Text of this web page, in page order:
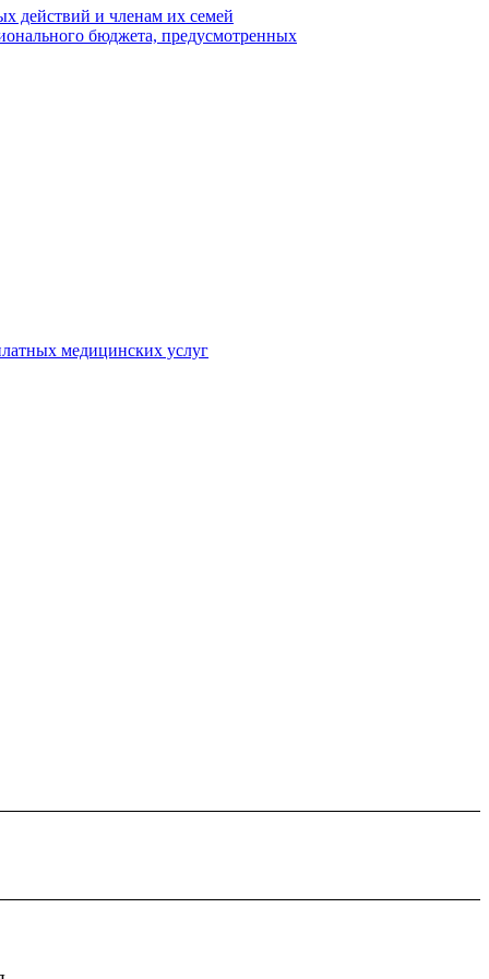
действий и членам их семей
бюджета, предусмотренных
медицинских услуг